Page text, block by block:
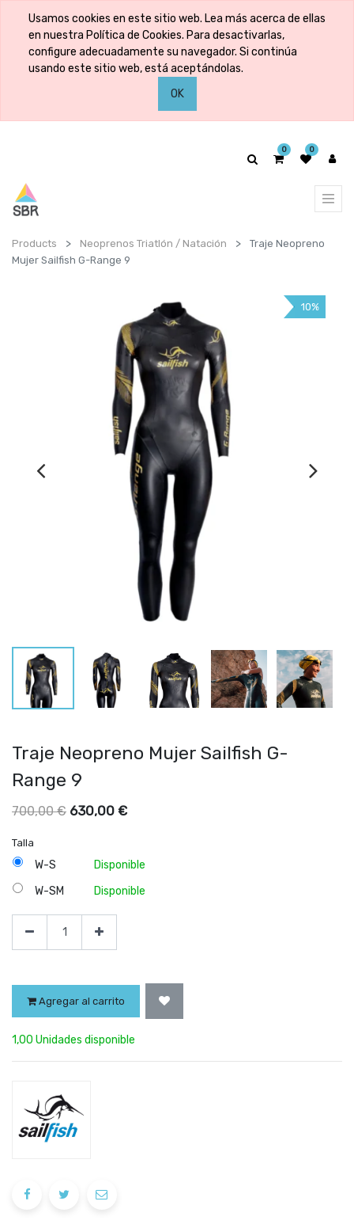
Usamos cookies en este sitio web. Lea más acerca de ellas
en nuestra Política de Cookies. Para desactivarlas,
configure adecuadamente su navegador. Si continúa
usando este sitio web, está aceptándolas.
OK
0 0
Products Neoprenos Triatlón / Natación
Traje Neopreno
Mujer Sailfish G-Range 9
10%
Traje Neopreno Mujer Sailfish G-
Range 9
700,00€ 630,00 €
Talla
W-S
Disponible
W-SM
Disponible
Agregar al carrito
1,00 Unidades disponible